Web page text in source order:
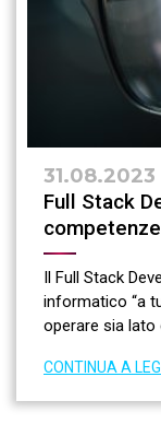
31.08.2023
Full Stack
Il Full Stack
informatico “a
operare sia lato
CONTINUA A